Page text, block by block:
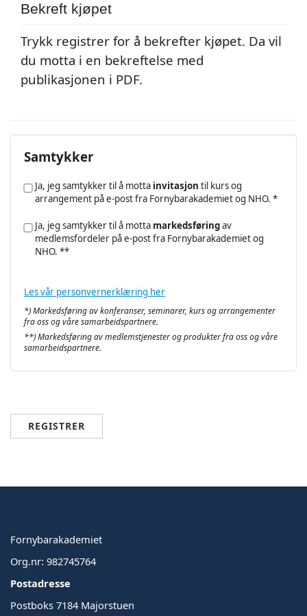
Bekreft kjøpet
Trykk registrer for å bekrefter kjøpet. Da vil
du motta i en bekreftelse med
publikasjonen i PDF.
Samtykker
Ja, jeg samtykker til å motta invitasjon til kurs og
arrangement på e-post fra Fornybarakademiet og NHO. *
Ja, jeg samtykker til å motta markedsføringav
medlemsfordeler på e-post fra Fornybarakademiet og
NHO. **
Les vår personvernerklæring her
*) Markedsføring av konferanser, seminarer, kurs og arrangementer
fra oss og våre samarbeidspartnere.
**) Markedsføring av medlemstjenester og produkter fra oss og våre
samarbeidspartnere.
REGISTRER
Fornybarakademiet
Org.nr: 982745764
Postadresse
Postboks 7184 Majorstuen